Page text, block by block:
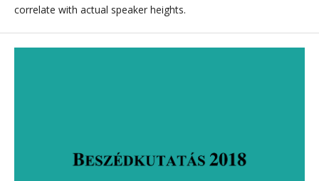
correlate with actual speaker heights.